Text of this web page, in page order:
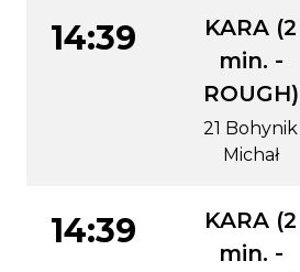
14:39
KARA (2
min. -
ROUGH)
21 Bohynik
Michał
14:39
KARA (2
min. -